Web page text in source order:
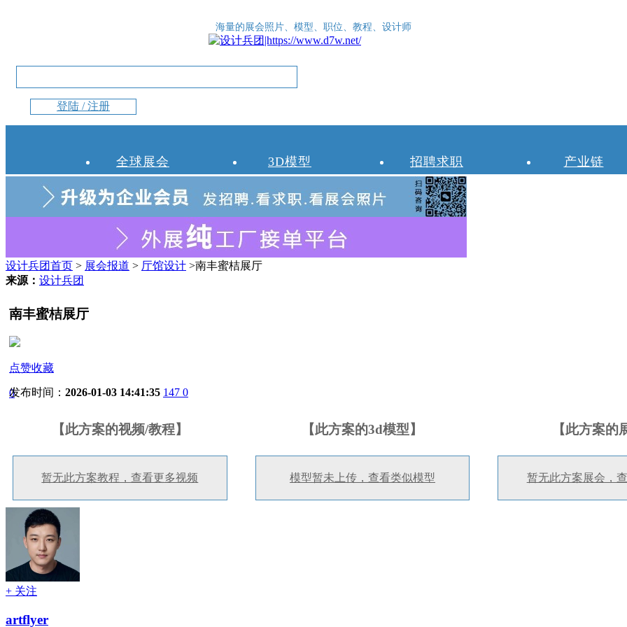
海量的展会照片、模型、职位、教程、设计师
登陆 / 注册
全球展会 3D模型 招聘求职 产业链
设计兵团首页 > 展会报道 > 厅馆设计 >南丰蜜桔展厅
来源： 设计兵团
南丰蜜桔展厅
点赞收藏
0
发布时间： 2026-01-03 14:41:35 147 0
【此方案的视频/教程】
暂无此方案教程，查看更多视频
【此方案的3d模型】
模型暂未上传，查看类似模型
【此方案的
暂无此方案展会，
+ 关注
artflyer